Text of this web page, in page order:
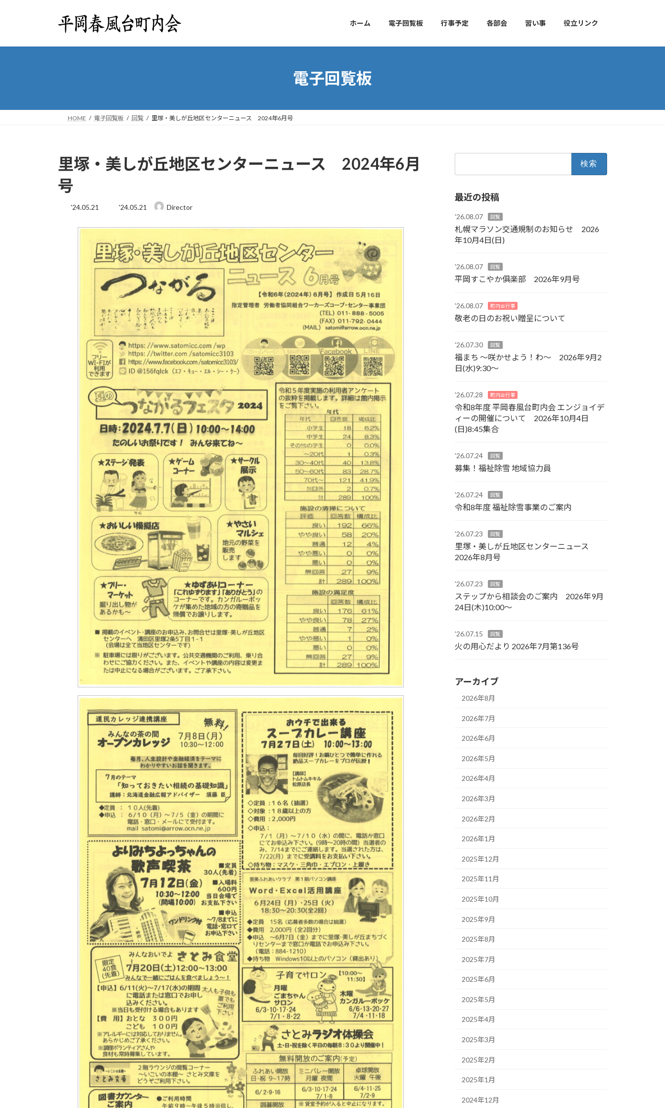
プ
動
ホーム 電子回覧板 行事予定 各部会 習い事 役立リンク
電子回覧板
HOME 電子回覧板 回覧 里塚・美しが丘地区センターニュース 2024年6月号
里塚・美しが丘地区センターニュース 2024年6月
号
'24.05.21
最
日
時
:
'24.05.21 Director
最近の投稿
'26.08.07 回覧
札幌マラソン交通規制のお知らせ 2026
年10月4日(日)
'26.08.07 回覧
平岡すこやか俱楽部 2026年9月号
'26.08.07 町内会行事
敬老の日のお祝い贈呈について
'26.07.30 回覧
福まち ～咲かせよう！わ～ 2026年9月2
日(水)9:30～
'26.07.28 町内会行事
令和8年度 平岡春風台町内会 エンジョイデ
ィーの開催について 2026年10月4日
(日)8:45集合
'26.07.24 回覧
募集！福祉除雪 地域協力員
'26.07.24 回覧
令和8年度 福祉除雪事業のご案内
'26.07.23 回覧
里塚・美しが丘地区センターニュース
2026年8月号
'26.07.23 回覧
ステップから相談会のご案内 2026年9月
24日(木)10:00～
'26.07.15 回覧
火の用心だより 2026年7月第136号
アーカイブ
2026年8月
2026年7月
2026年6月
2026年5月
2026年4月
2026年3月
2026年2月
2026年1月
2025年12月
2025年11月
2025年10月
2025年9月
2025年8月
2025年7月
2025年6月
2025年5月
2025年4月
2025年3月
2025年2月
2025年1月
2024年12月